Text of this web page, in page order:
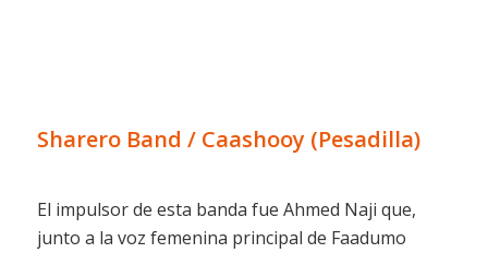
Sharero Band / Caashooy (Pesadilla)
El impulsor de esta banda fue Ahmed Naji que,
junto a la voz femenina principal de Faadumo